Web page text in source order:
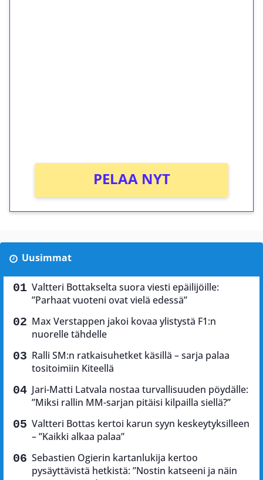
PELAA NYT
Uusimmat
Valtteri Bottakselta suora viesti epäilijöille:
”Parhaat vuoteni ovat vielä edessä”
Max Verstappen jakoi kovaa ylistystä F1:n
nuorelle tähdelle
Ralli SM:n ratkaisuhetket käsillä – sarja palaa
tositoimiin Kiteellä
Jari-Matti Latvala nostaa turvallisuuden pöydälle:
”Miksi rallin MM-sarjan pitäisi kilpailla siellä?”
Valtteri Bottas kertoi karun syyn keskeytyksilleen
– ”Kaikki alkaa palaa”
Sebastien Ogierin kartanlukija kertoo
pysäyttävistä hetkistä: ”Nostin katseeni ja näin